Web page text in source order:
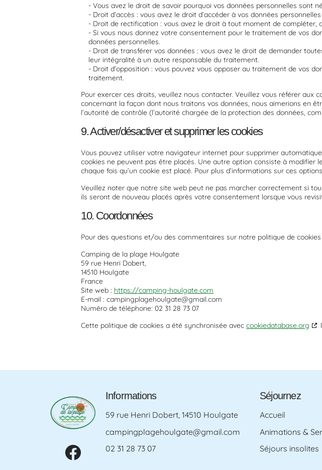
Vous avez le droit de savoir pourquoi vos données personnelles sont
Droit d’accès : vous avez le droit d’accéder à vos données
Droit de rectification : vous avez le droit à tout moment de compléter,
Si vous nous donnez votre consentement pour le traitement de vos
données personnelles.
Droit de transférer vos données : vous avez le droit de demander
leur intégralité à un autre responsable du traitement.
Droit d’opposition : vous pouvez vous opposer au traitement de vos
traitement.
Pour exercer ces droits, veuillez nous contacter. Veuillez vous référer
concernant la façon dont nous traitons vos données, nous aimerions en
l’autorité de contrôle (l’autorité chargée de la protection des données,
9. Activer/désactiver et supprimer les cookies
Vous pouvez utiliser votre navigateur internet pour supprimer
cookies ne peuvent pas être placés. Une autre option consiste à
chaque fois qu’un cookie est placé. Pour plus d’informations sur ces
Veuillez noter que notre site web peut ne pas marcher correctement si
ils seront de nouveau placés après votre consentement lorsque vous
10. Coordonnées
Pour des questions et/ou des commentaires sur notre politique de
Camping de la plage Houlgate
59 rue Henri Dobert,
14510 Houlgate
France
Site web : https://camping-houlgate.com
E-mail :moc.liamg@etagluohegalpgnipmac
Numéro de téléphone: 02 31 28 73 07
Cette politique de cookies a été synchronisée aveccookiedatabase.org
Informations
59 rue Henri Dobert, 14510 Houlgate
campingplagehoulgate@gmail.com
02 31 28 73 07
Séjournez
Accueil
Animations &
Séjours insolites